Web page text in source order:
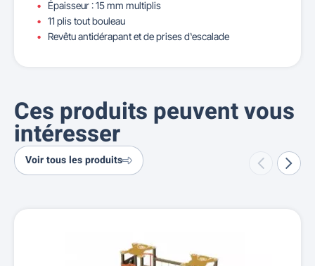
Épaisseur : 15 mm multiplis
11 plis tout bouleau
Revêtu antidérapant et de prises d‛escalade
Ces produits peuvent vous
intéresser
Voir tous les produits